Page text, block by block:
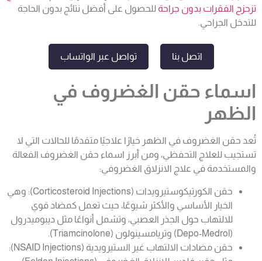
تزحزح الفقرات بدون جراحة للحصول على أفضل نتائج بدون الحاجة
للتدخل الجراحي.
اتصل بنا تواصل عبر الواتساب
اسماء حقن الغضروف في
الظهر
تُعد حقن الغضروف في الظهر خيارًا علاجيًا متقدمًا للحالات التي لا
تستجيب للعلاج التحفظي، ومن أبرز اسماء حقن الغضروف الفعالة
والمستخدمة في علاج الانزلاق الغضروفي:
حقن الكورتيكوستيرويدات (Corticosteroid Injections): وهي
الخيار الأساسي والأكثر شيوعًا، حيث تعمل كمضاد قوي
للالتهاب حول الجذر العصبي، وتشمل أنواعًا مثل ديبوميدرول
(Depo-Medrol) وتريامسينولون (Triamcinolone).
حقن مضادات الالتهاب غير الستيرويدية (NSAID Injections):